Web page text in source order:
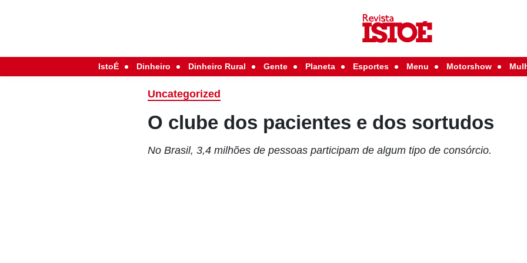
IstoÉ Dinheiro Dinheiro Rural Gente Planeta Esportes Menu Motorshow
Uncategorized
O clube dos pacientes e dos sortudos
No Brasil, 3,4 milhões de pessoas participam de algum tipo de consórcio.